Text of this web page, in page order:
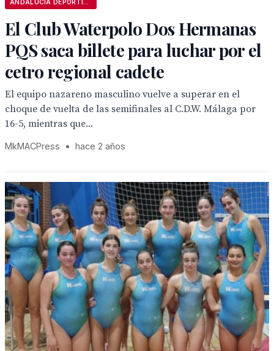
El Club Waterpolo Dos Hermanas
PQS saca billete para luchar por el
cetro regional cadete
El equipo nazareno masculino vuelve a superar en el
choque de vuelta de las semifinales al C.D.W. Málaga por
16-5, mientras que...
MkMACPress • hace 2 años